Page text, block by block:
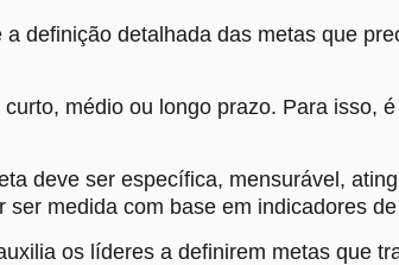
definição detalhada das metas que
médio ou longo prazo. Para isso,
deve ser específica, mensurável,
medida com base em indicadores
os líderes a definirem metas que